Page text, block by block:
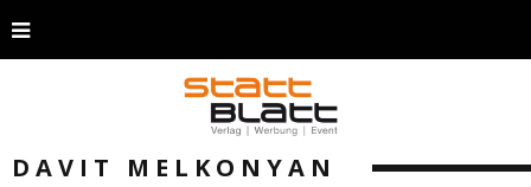
DAVIT MELKONYAN